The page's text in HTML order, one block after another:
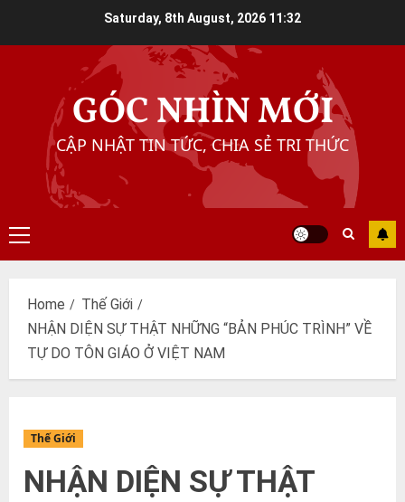
Saturday, 8th August, 2026 11:32
GÓC NHÌN MỚI
CẬP NHẬT TIN TỨC, CHIA SẺ TRI THỨC
Primary
Menu
Home
Thế Giới
NHẬN DIỆN SỰ THẬT NHỮNG “BẢN PHÚC TRÌNH” VỀ
TỰ DO TÔN GIÁO Ở VIỆT NAM
Thế Giới
NHẬN DIỆN SỰ THẬT